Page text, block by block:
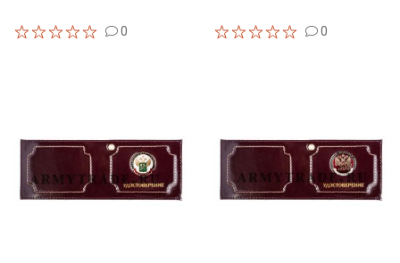
0 0